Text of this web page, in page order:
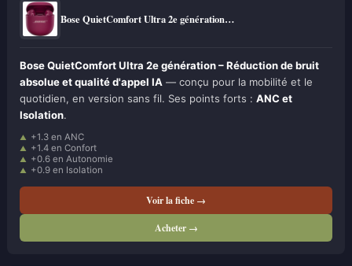
Bose QuietComfort Ultra 2e génération…
Bose QuietComfort Ultra 2e génération – Réduction de bruit
absolue et qualité d'appel IA — conçu pour la mobilité et le
quotidien, en version sans fil. Ses points forts : ANC et
Isolation.
+1.3 en ANC
+1.4 en Confort
+0.6 en Autonomie
+0.9 en Isolation
Voir la fiche →
Acheter →